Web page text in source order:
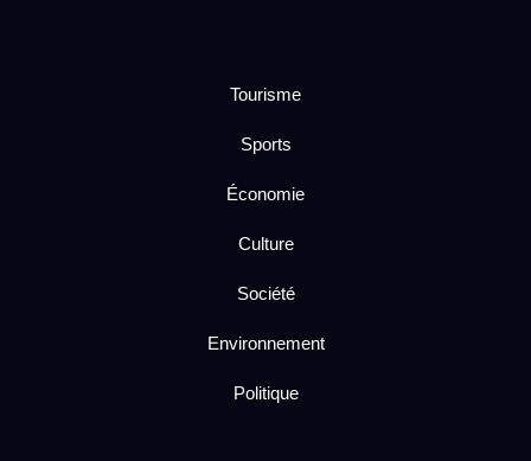
Tourisme
Sports
Économie
Culture
Société
Environnement
Politique